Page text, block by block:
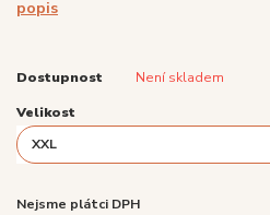
popis
Dostupnost Není skladem
Velikost
Nejsme plátci DPH